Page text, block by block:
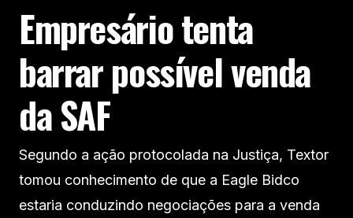
Empresário tenta
barrar possível venda
da SAF
Segundo a ação protocolada na Justiça, Textor
tomou conhecimento de que a Eagle Bidco
estaria conduzindo negociações para a venda